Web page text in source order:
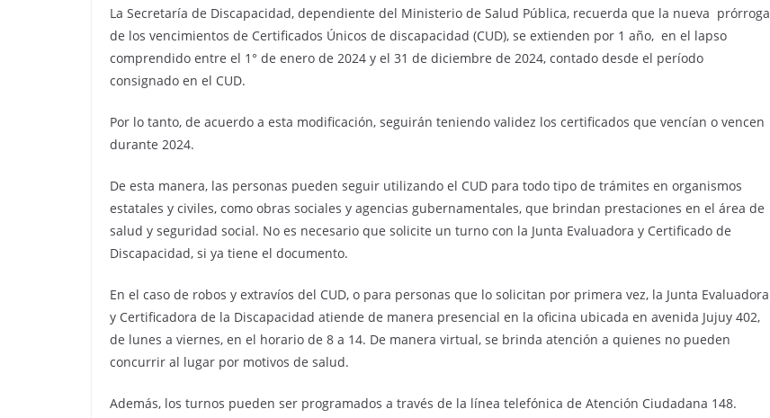
La Secretaría de Discapacidad, dependiente del Ministerio de Salud Pública, recuerda que la nueva prórroga
de los vencimientos de Certificados Únicos de discapacidad (CUD), se extienden por 1 año, en el lapso
comprendido entre el 1° de enero de 2024 y el 31 de diciembre de 2024, contado desde el período
consignado en el CUD.
Por lo tanto, de acuerdo a esta modificación, seguirán teniendo validez los certificados que vencían o vencen
durante 2024.
De esta manera, las personas pueden seguir utilizando el CUD para todo tipo de trámites en organismos
estatales y civiles, como obras sociales y agencias gubernamentales, que brindan prestaciones en el área de
salud y seguridad social. No es necesario que solicite un turno con la Junta Evaluadora y Certificado de
Discapacidad, si ya tiene el documento.
En el caso de robos y extravíos del CUD, o para personas que lo solicitan por primera vez, la Junta Evaluadora
y Certificadora de la Discapacidad atiende de manera presencial en la oficina ubicada en avenida Jujuy 402,
de lunes a viernes, en el horario de 8 a 14. De manera virtual, se brinda atención a quienes no pueden
concurrir al lugar por motivos de salud.
Además, los turnos pueden ser programados a través de la línea telefónica de Atención Ciudadana 148.